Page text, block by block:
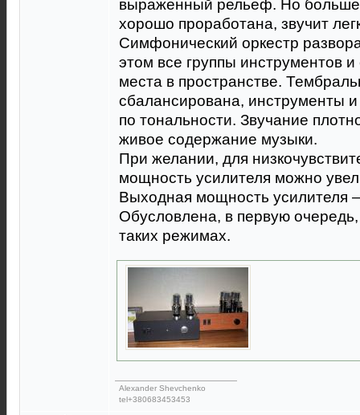
выраженный рельеф. Но больше
хорошо проработана, звучит
Симфонический оркестр
этом все группы инструментов
места в пространстве.
сбалансирована, инструменты
по тональности. Звучание
живое содержание музыки.
При желании, для
мощность усилителя можно
Выходная мощность усилителя
Обусловлена, в первую
таких режимах.
Alexander Shevchenko
tel+380683453453